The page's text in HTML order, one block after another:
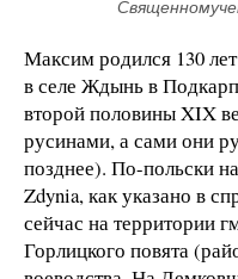
Максим родился 130
в селе Ждынь в
второй половины XIX
русинами, а сами они
позднее). По-польски
Zdynia, как указано в
сейчас на территории
Горлицкого повята